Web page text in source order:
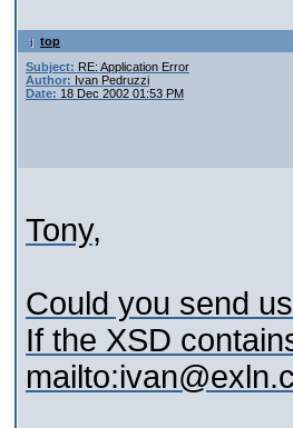
top
Subject: RE: Application Error
Author: Ivan Pedruzzi
Date: 18 Dec 2002 01:53 PM
Tony,
Could you send
If the XSD